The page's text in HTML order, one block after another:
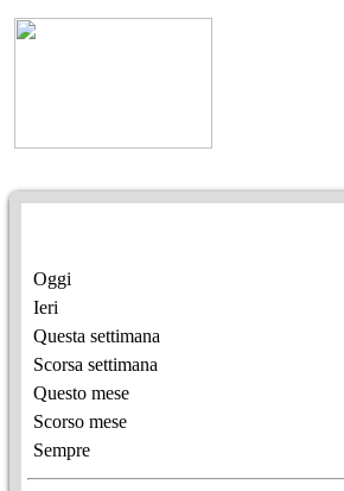
Oggi
Ieri
Questa settimana
Scorsa settimana
Questo mese
Scorso mese
Sempre